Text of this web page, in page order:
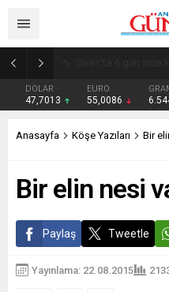
DOLAR
47,7013
EURO
55,0086
Anasayfa Köşe Yazıları Bir
Bir elin nesi
Paylaş Tweetle
Yayınlama: 22.08.2015